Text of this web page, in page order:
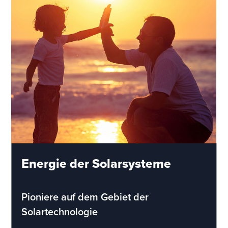
Energie der Solarsysteme
Pioniere auf dem Gebiet der
Solartechnologie